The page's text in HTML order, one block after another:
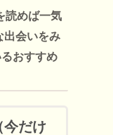
読めば一気
出会いをみ
おすすめ
今だけ